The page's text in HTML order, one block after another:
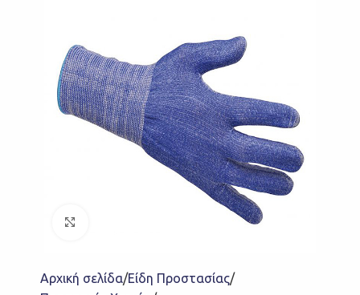
Αρχική σελίδα Είδη Προστασίας